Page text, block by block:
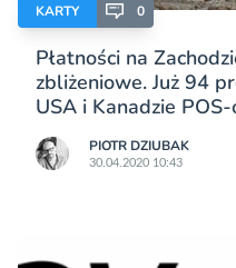
KARTY 0
Płatności na
zbliżeniowe. Już 94
USA i Kanadzie
PIOTR DZIUBAK
30.04.2020 10:43